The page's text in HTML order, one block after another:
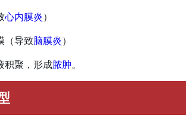
心内膜炎）
（导致脑膜炎）
积聚，形成脓肿。